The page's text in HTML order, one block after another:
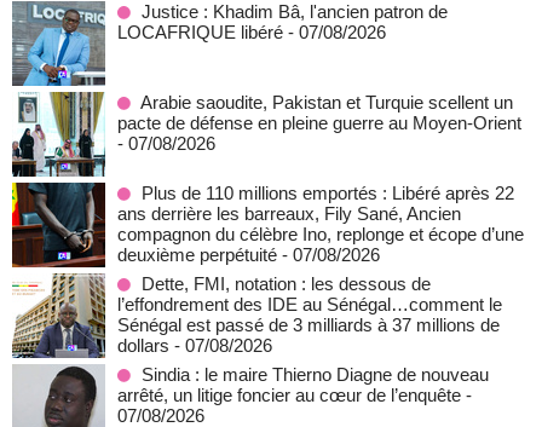
Justice : Khadim Bâ, l'ancien patron de
LOCAFRIQUE libéré - 07/08/2026
Arabie saoudite, Pakistan et Turquie scellent un
pacte de défense en pleine guerre au Moyen-Orient
- 07/08/2026
Plus de 110 millions emportés : Libéré après 22
ans derrière les barreaux, Fily Sané, Ancien
compagnon du célèbre Ino, replonge et écope d’une
deuxième perpétuité - 07/08/2026
Dette, FMI, notation : les dessous de
l’effondrement des IDE au Sénégal…comment le
Sénégal est passé de 3 milliards à 37 millions de
dollars - 07/08/2026
Sindia : le maire Thierno Diagne de nouveau
arrêté, un litige foncier au cœur de l’enquête -
07/08/2026